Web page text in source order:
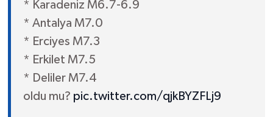
* Karadeniz M6.7-6.9
* Antalya M7.0
* Erciyes M7.3
* Erkilet M7.5
* Deliler M7.4
oldu mu? pic.twitter.com/qjkBYZFLj9